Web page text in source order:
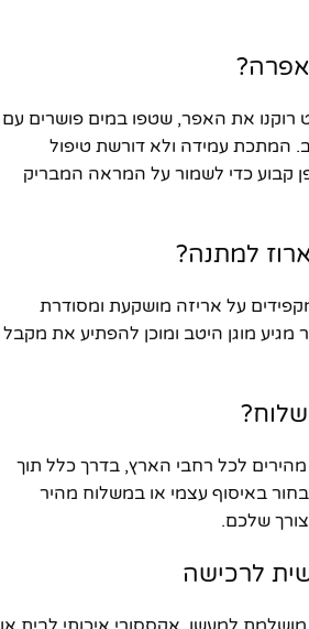
רוקנו את האפר, שטפו במים פושרים עם
המתכת עמידה ולא דורשת טיפול
קבוע כדי לשמור על המראה המבריק
למתנה?
על אריזה מושקעת ומסודרת
מוגן היטב ומוכן להפתיע את מקבל
לכל רחבי הארץ, בדרך כלל תוך
לבחור באיסוף עצמי או במשלוח מהיר
שלכם.
לרכישה